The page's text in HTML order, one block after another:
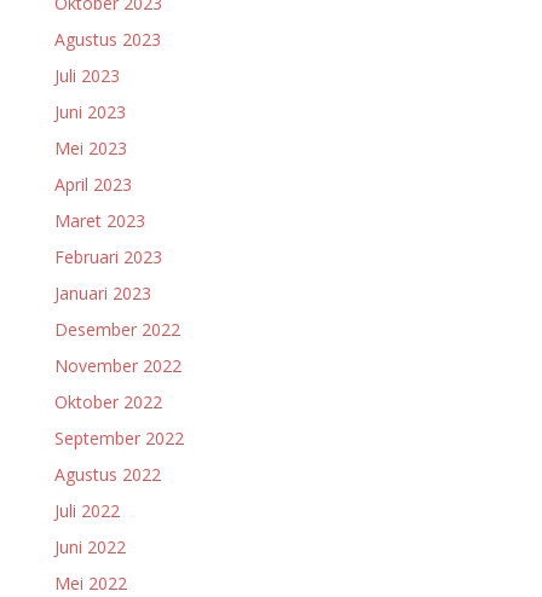
Agustus 2023
Juli 2023
Juni 2023
Mei 2023
April 2023
Maret 2023
Februari 2023
Januari 2023
Desember 2022
November 2022
Oktober 2022
September 2022
Agustus 2022
Juli 2022
Juni 2022
Mei 2022